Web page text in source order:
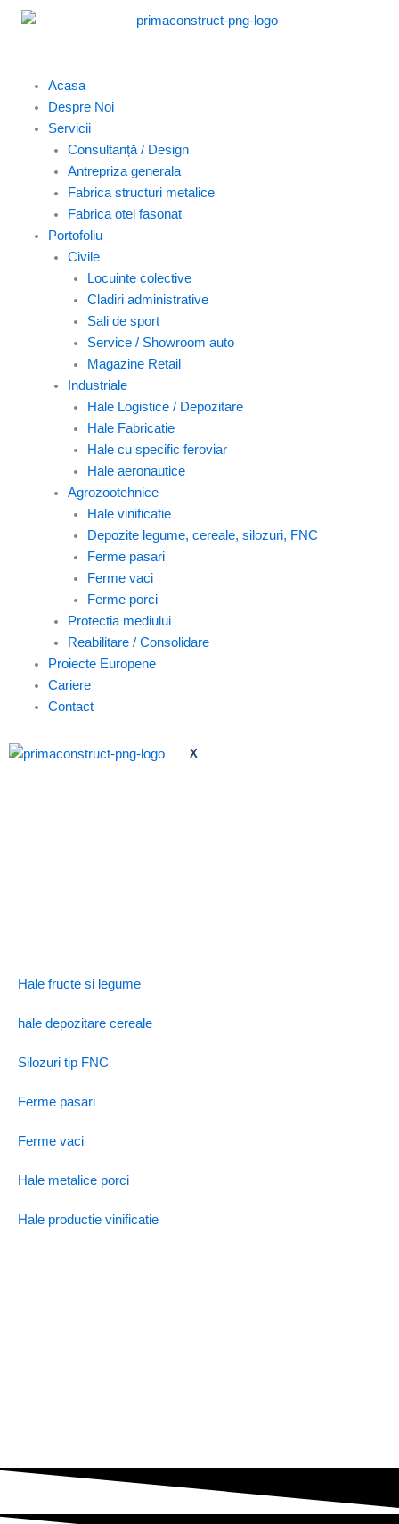
Skip
Acasa
Despre Noi
Servicii
Consultanță / Design
Antrepriza generala
Fabrica structuri metalice
Fabrica otel fasonat
Portofoliu
Civile
Locuinte colective
Cladiri administrative
Sali de sport
Service / Showroom auto
Magazine Retail
Industriale
Hale Logistice / Depozitare
Hale Fabricatie
Hale cu specific feroviar
Hale aeronautice
Agrozootehnice
Hale vinificatie
Depozite legume, cereale, silozuri, FNC
Ferme pasari
Ferme vaci
Ferme porci
Protectia mediului
Reabilitare / Consolidare
Proiecte Europene
Cariere
Contact
X
Hale fructe si legume
hale depozitare cereale
Silozuri tip FNC
Ferme pasari
Ferme vaci
Hale metalice porci
Hale productie vinificatie